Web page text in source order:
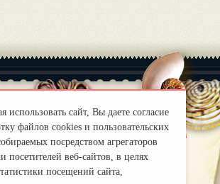
|
Правила
mirprognoz@mail.ru
использовать сайт, Вы даете согласие
файлов cookies и пользовательских
посредством агрегаторов
посетителей веб-сайтов, в целях
посещений сайта,